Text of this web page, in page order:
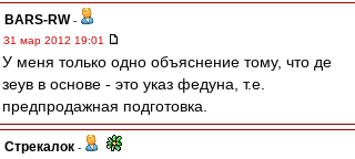
BARS-RW -
31 мар 2012 19:01
У меня только одно объяснение тому, что де
зеув в основе - это указ федуна, т.е.
предпродажная подготовка.
Стрекалок -